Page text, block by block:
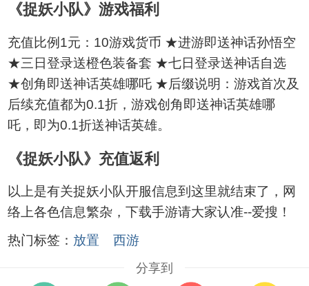
《捉妖小队》游戏福利
充值比例1元：10游戏货币 ★进游即送神话孙悟空
★三日登录送橙色装备套 ★七日登录送神话自选
★创角即送神话英雄哪吒 ★后缀说明：游戏首次及
后续充值都为0.1折，游戏创角即送神话英雄哪
吒，即为0.1折送神话英雄。
《捉妖小队》充值返利
以上是有关捉妖小队开服信息到这里就结束了，网
络上各色信息繁杂，下载手游请大家认准--爱搜！
热门标签： 放置 西游
分享到